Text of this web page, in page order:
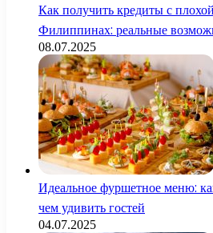
Как получить кредиты с
Филиппинах: реальные
08.07.2025
Идеальное фуршетное меню:
чем удивить гостей
04.07.2025